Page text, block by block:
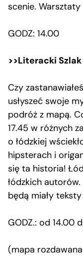
scenie.
GODZ: 14.00
>>Literacki Szlak
Czy
usłyszeć swoje
podróż z mapą.
17.45 w różnych
o łódzkiej
hipsterach i
się ta historia!
łódzkich
będą miały
GODZ.: od 14.00
(mapa